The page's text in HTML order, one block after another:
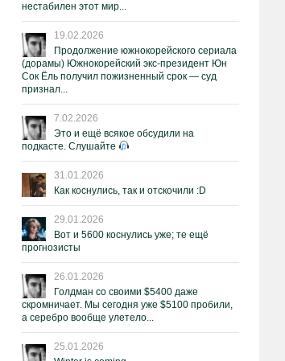
нестабилен этот мир...
19.02.2026
Продолжение южнокорейского сериала
(дорамы) Южнокорейский экс-президент Юн
Сок Ёль получил пожизненный срок — суд
признал...
7.02.2026
Это и ещё всякое обсудили на
подкасте. Слушайте
31.01.2026
Как коснулись, так и отскочили :D
29.01.2026
Вот и 5600 коснулись уже; те ещё
прогнозисты
26.01.2026
Голдман со своими $5400 даже
скромничает. Мы сегодня уже $5100 пробили,
а серебро вообще улетело...
25.01.2026